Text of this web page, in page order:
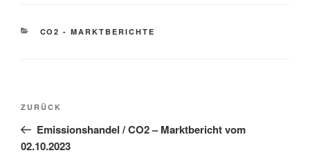
KATEGORIEN
CO2 - MARKTBERICHTE
Beitragsnavigation
Vorheriger
Beitrag
ZURÜCK
Emissionshandel / CO2 – Marktbericht vom
02.10.2023